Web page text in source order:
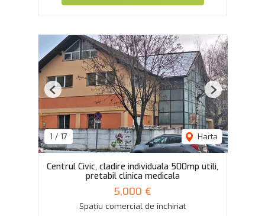
1 / 17 Harta
Previous Next
Centrul Civic, cladire individuala 500mp utili,
pretabil clinica medicala
5,000 €
Spațiu comercial de închiriat